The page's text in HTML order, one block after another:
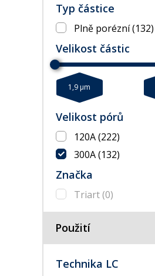
Typ částice
Plně porézní(132)
Velikost částic
1,9 µm
Velikost pórů
120A(222)
300A(132)
Značka
Triart(0)
Použití
Technika LC